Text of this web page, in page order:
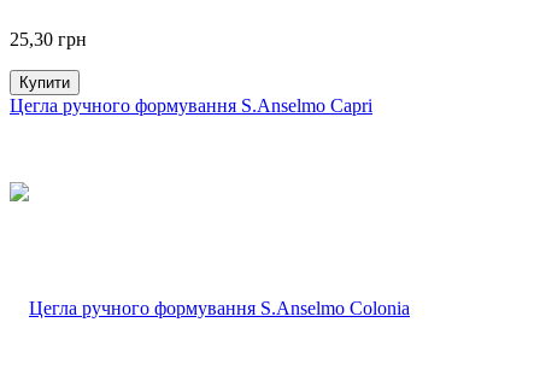
25,30 грн
Купити
Цегла ручного формування S.Anselmo Capri